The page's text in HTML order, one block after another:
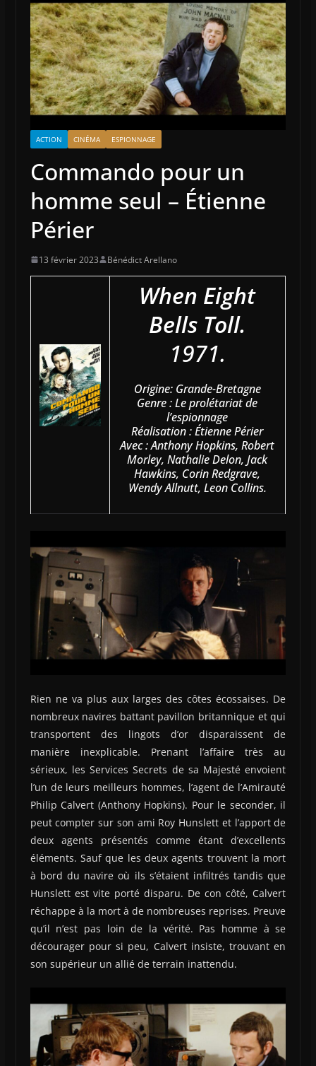
ACTION CINÉMA ESPIONNAGE
Commando pour un
homme seul – Étienne
Périer
13 février 2023 Bénédict Arellano
When Eight
Bells Toll.
1971.
Origine: Grande-Bretagne
Genre : Le prolétariat de
l’espionnage
Réalisation : Étienne Périer
Avec : Anthony Hopkins, Robert
Morley, Nathalie Delon, Jack
Hawkins, Corin Redgrave,
Wendy Allnutt, Leon Collins.
Rien ne va plus aux larges des côtes écossaises. De
nombreux navires battant pavillon britannique et qui
transportent des lingots d’or disparaissent de
manière inexplicable. Prenant l’affaire très au
sérieux, les Services Secrets de sa Majesté envoient
l’un de leurs meilleurs hommes, l’agent de l’Amirauté
Philip Calvert (Anthony Hopkins). Pour le seconder, il
peut compter sur son ami Roy Hunslett et l’apport de
deux agents présentés comme étant d’excellents
éléments. Sauf que les deux agents trouvent la mort
à bord du navire où ils s’étaient infiltrés tandis que
Hunslett est vite porté disparu. De con côté, Calvert
réchappe à la mort à de nombreuses reprises. Preuve
qu’il n’est pas loin de la vérité. Pas homme à se
décourager pour si peu, Calvert insiste, trouvant en
son supérieur un allié de terrain inattendu.